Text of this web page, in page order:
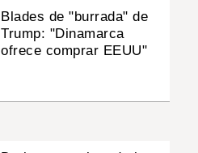
Blades de "burrada" de
Trump: "Dinamarca
ofrece comprar EEUU"